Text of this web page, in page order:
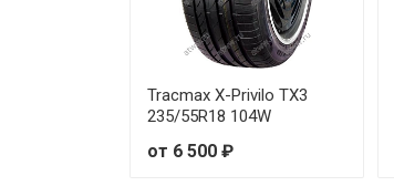
Tracmax X-Privilo TX3
235/55R18 104W
от 6 500 ₽